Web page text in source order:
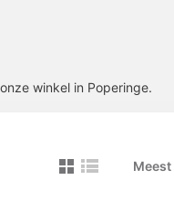
winkel in Poperinge.
Meest